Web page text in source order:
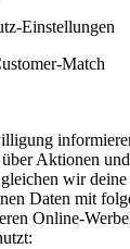
Einstellungen
Match
Aktionen
wir deine
Daten mit
Online-